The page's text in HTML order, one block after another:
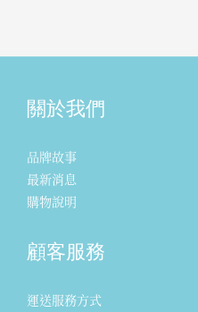
關於我們
品牌故事
最新消息
購物說明
顧客服務
運送服務方式